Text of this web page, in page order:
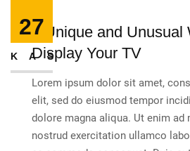
9 Unique and Unusual
Display Your TV
Lorem ipsum dolor sit amet,
elit, sed do eiusmod tempor
dolore magna aliqua. Ut enim ad
nostrud exercitation ullamco
27
KAS